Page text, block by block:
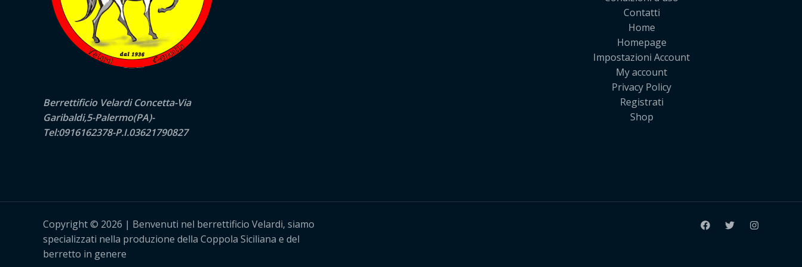
Berrettificio Velardi Concetta-Via
Garibaldi,5-Palermo(PA)-
Tel:0916162378-P.I.03621790827
Contatti
Home
Homepage
Impostazioni Account
My account
Privacy Policy
Registrati
Shop
Copyright © 2026 | Benvenuti nel berrettificio Velardi, siamo
specializzati nella produzione della Coppola Siciliana e del
berretto in genere